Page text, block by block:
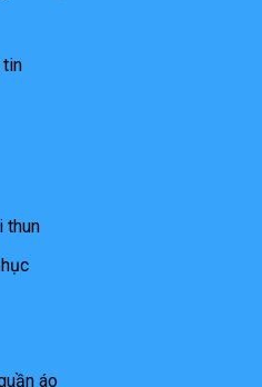
tin
thun
áo